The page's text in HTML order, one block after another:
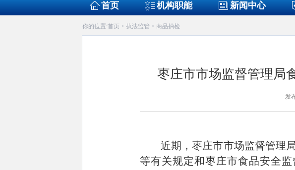
首页 机构职能 新闻中心
你的位置:首页> 执法监管 > 商品抽检
枣庄市市场监督管理局
发
近期，枣庄市市场监督管理
等有关规定和枣庄市食品安全